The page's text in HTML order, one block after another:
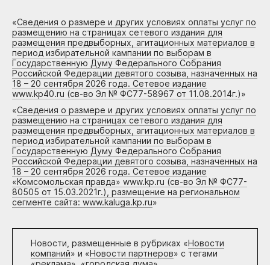
«Сведения о размере и других условиях оплаты услуг по
размещению на страницах сетевого издания для
размещения предвыборных, агитационных материалов в
период избирательной кампании по выборам в
Государственную Думу Федерального Собрания
Российской Федерации девятого созыва, назначенных на
18 – 20 сентября 2026 года. Сетевое издание
www.kp40.ru (св-во Эл № ФС77-58967 от 11.08.2014г.)»
«Сведения о размере и других условиях оплаты услуг по
размещению на страницах сетевого издания для
размещения предвыборных, агитационных материалов в
период избирательной кампании по выборам в
Государственную Думу Федерального Собрания
Российской Федерации девятого созыва, назначенных на
18 – 20 сентября 2026 года. Сетевое издание
«Комсомольская правда» www.kp.ru (св-во Эл № ФС77-
80505 от 15.03.2021г.), размещение на региональном
сегменте сайта: www.kaluga.kp.ru»
Новости, размещенные в рубриках «Новости
компаний» и «Новости партнеров» с тегами